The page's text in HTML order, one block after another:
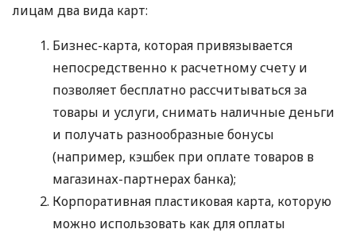
лицам два вида карт:
Бизнес-карта, которая привязывается
непосредственно к расчетному счету и
позволяет бесплатно рассчитываться за
товары и услуги, снимать наличные деньги
и получать разнообразные бонусы
(например, кэшбек при оплате товаров в
магазинах-партнерах банка);
Корпоративная пластиковая карта, которую
можно использовать как для оплаты